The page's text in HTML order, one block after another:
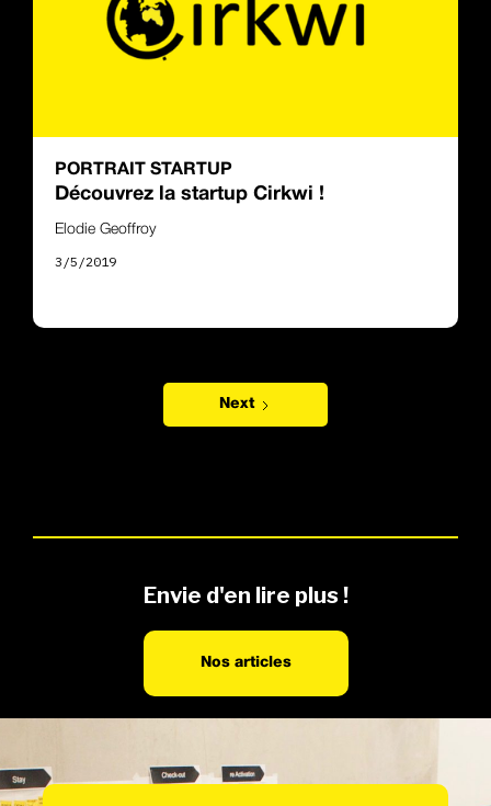
PORTRAIT STARTUP
Découvrez la startup Cirkwi !
Elodie Geoffroy
3/5/2019
Next
Envie d'en lire plus !
Nos articles